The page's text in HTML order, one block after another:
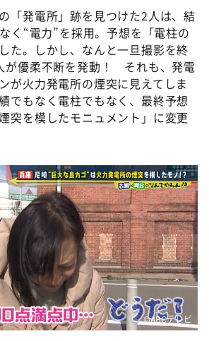
「発電所」跡を見つけた2人は、結
く“電力”を採用。予想を「電柱の
た。しかし、なんと一旦撮影を終
が優柔不断を発動！ それも、発電
が火力発電所の煙突に見えてしま
でもなく電柱でもなく、最終予想
突を模したモニュメント」に変更
©️ABCテレビ